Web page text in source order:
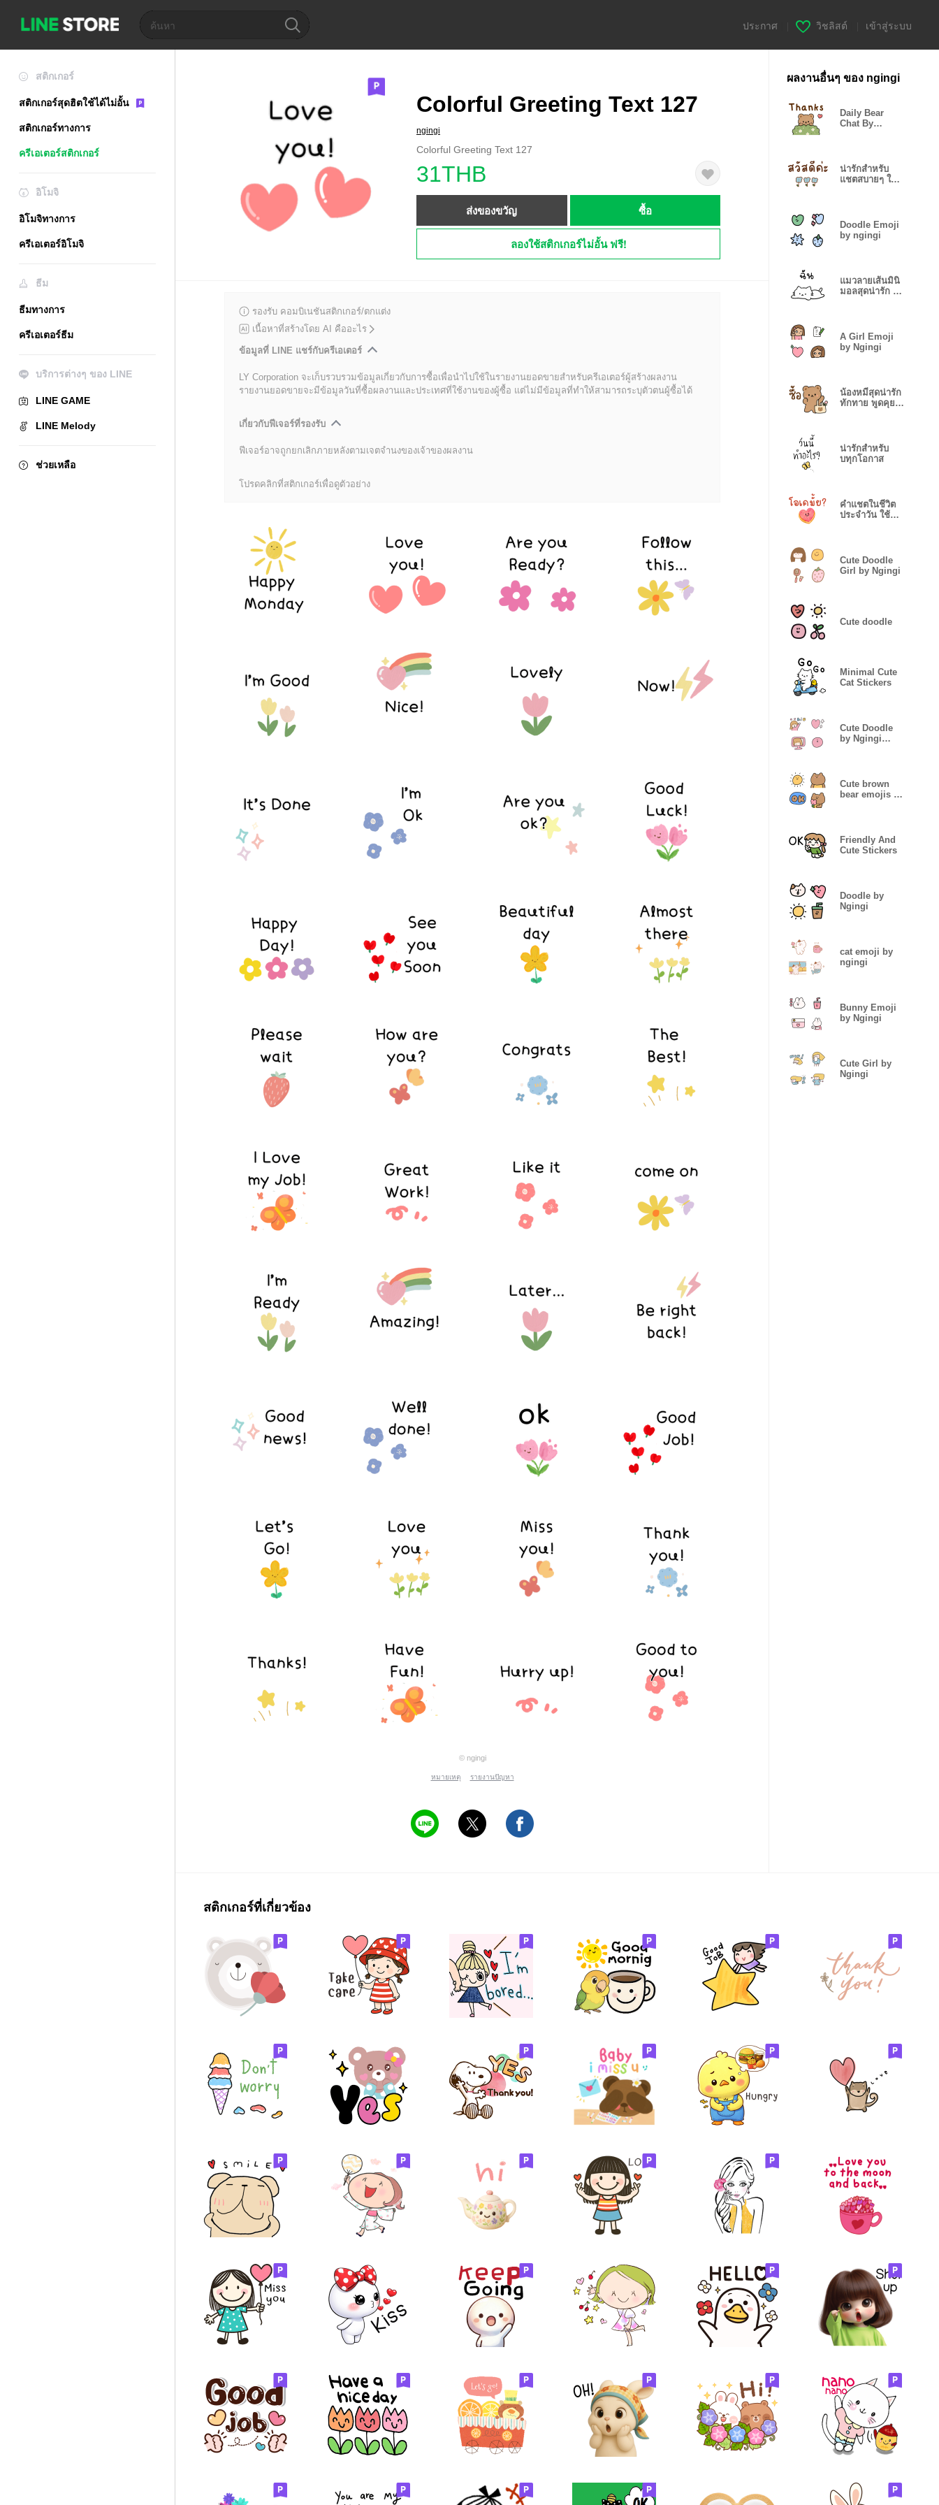
ประกาศ วิชลิสต์ เข้าสู่ระบบ
สติกเกอร์
สติกเกอร์สุดฮิตใช้ได้ไม่อั้น
สติกเกอร์ทางการ
ครีเอเตอร์สติกเกอร์
อิโมจิ
อิโมจิทางการ
ครีเอเตอร์อิโมจิ
ธีม
ธีมทางการ
ครีเอเตอร์ธีม
บริการต่างๆ ของ LINE
LINE GAME
LINE Melody
ช่วยเหลือ
Colorful Greeting Text 127
ngingi
Colorful Greeting Text 127
31THB
ส่งของขวัญ ซื้อ
ลองใช้สติกเกอร์ไม่อั้น ฟรี!
รองรับ คอมบิเนชันสติกเกอร์/ตกแต่ง
เนื้อหาที่สร้างโดย AI คืออะไร
ข้อมูลที่ LINE แชร์กับครีเอเตอร์
LY Corporation จะเก็บรวบรวมข้อมูลเกี่ยวกับการซื้อเพื่อนำไปใช้ในรายงานยอดขายสำหรับครีเอเตอร์ผู้สร้างผลงาน
รายงานยอดขายจะมีข้อมูลวันที่ซื้อผลงานและประเทศที่ใช้งานของผู้ซื้อ แต่ไม่มีข้อมูลที่ทำให้สามารถระบุตัวตนผู้ซื้อได้
เกี่ยวกับฟีเจอร์ที่รองรับ
ฟีเจอร์อาจถูกยกเลิกภายหลังตามเจตจำนงของเจ้าของผลงาน
โปรดคลิกที่สติกเกอร์เพื่อดูตัวอย่าง
© ngingi
หมายเหตุ รายงานปัญหา
ผลงานอื่นๆ ของ ngingi
Daily Bear
Chat By
น่ารักสำหรับ
แชตสบายๆ ใน
Doodle Emoji
by ngingi
แมวลายเส้นมินิ
มอลสุดน่ารัก ใช้
A Girl Emoji
by Ngingi
น้องหมีสุดน่ารัก
ทักทาย พูดคุย
น่ารักสำหรับ
บทุกโอกาส
คำแชตในชีวิต
ประจำวัน ใช้
Cute Doodle
Girl by Ngingi
Cute doodle
Minimal Cute
Cat Stickers
Cute Doodle
by Ngingi
Cute brown
bear emojis by
Friendly And
Cute Stickers
Doodle by
Ngingi
cat emoji by
ngingi
Bunny Emoji
by Ngingi
Cute Girl by
Ngingi
สติกเกอร์ที่เกี่ยวข้อง